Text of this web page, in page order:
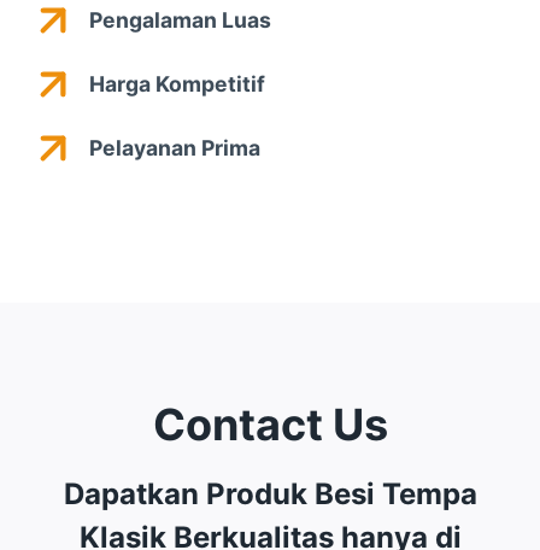
Pengalaman Luas
Harga Kompetitif
Pelayanan Prima
Contact Us
Dapatkan Produk Besi Tempa
Klasik Berkualitas hanya di